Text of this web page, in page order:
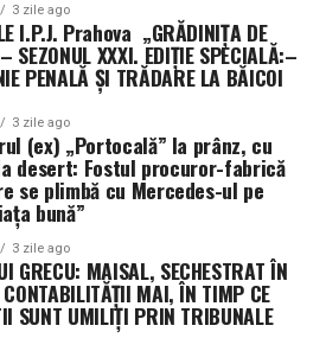
3 zile ago
I.P.J. Prahova „GRĂDINIȚA DE
SEZONUL XXXI. EDIȚIE SPECIALĂ:–
PENALĂ ȘI TRĂDARE LA BĂICOI
3 zile ago
(ex) „Portocală” la prânz, cu
desert: Fostul procuror-fabrică
se plimbă cu Mercedes-ul pe
bună”
3 zile ago
GRECU: MAISAL, SECHESTRAT ÎN
CONTABILITĂȚII MAI, ÎN TIMP CE
SUNT UMILIȚI PRIN TRIBUNALE